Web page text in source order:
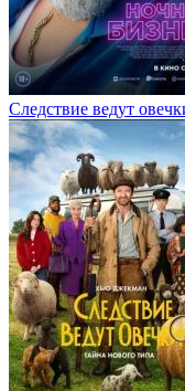
Следствие ведут